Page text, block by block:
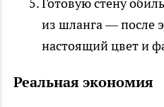
из шланга — после
настоящий цвет и
Реальная экономия